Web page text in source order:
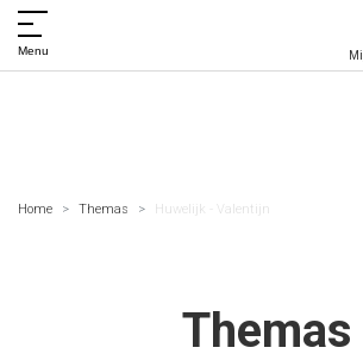
Menu
Home Themas Huwelijk - Valentijn
Themas